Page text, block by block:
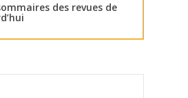
des revues de